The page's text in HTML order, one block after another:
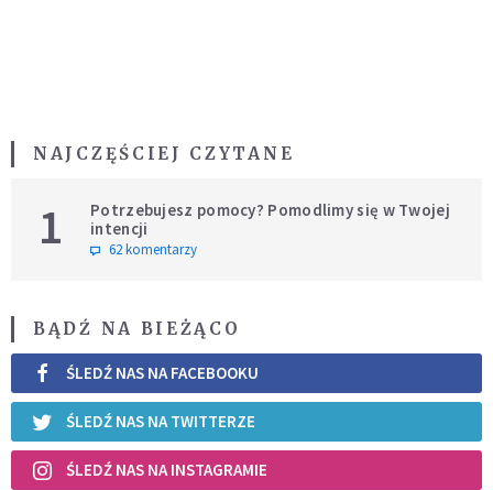
NAJCZĘŚCIEJ CZYTANE
1
Potrzebujesz pomocy? Pomodlimy się w Twojej
intencji
62 komentarzy
BĄDŹ NA BIEŻĄCO
ŚLEDŹ NAS NA FACEBOOKU
ŚLEDŹ NAS NA TWITTERZE
ŚLEDŹ NAS NA INSTAGRAMIE